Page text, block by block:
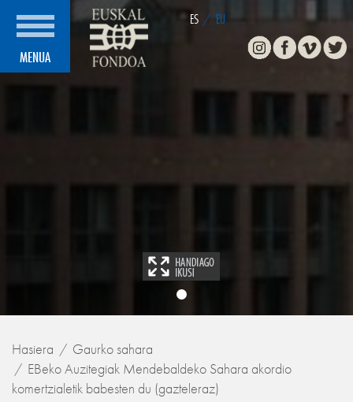
MENUA
ES / EU
Hasiera
Gaurko sahara
EBeko Auzitegiak Mendebaldeko Sahara akordio
komertzialetik babesten du (gazteleraz)